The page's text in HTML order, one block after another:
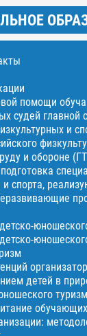
помощи
судей главной
и
и обороне
спорта,
детей в